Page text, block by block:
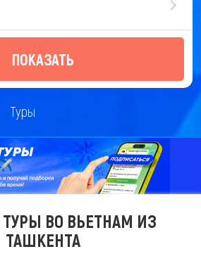
ПОКАЗАТЬ
Туры
ВО ВЬЕТНАМ ИЗ
ТАШКЕНТА